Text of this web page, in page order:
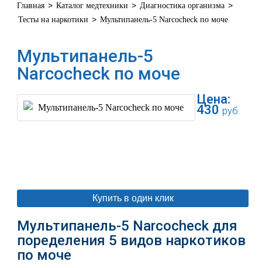
Главная > Каталог медтехники > Диагностика организма >
Тесты на наркотики > Мультипанель-5 Narcocheck по моче
Мультипанель-5
Narcocheck по моче
Цена:
430 руб.
Купить в один клик
Мультипанель-5 Narcocheck для
поределения 5 видов наркотиков
по моче